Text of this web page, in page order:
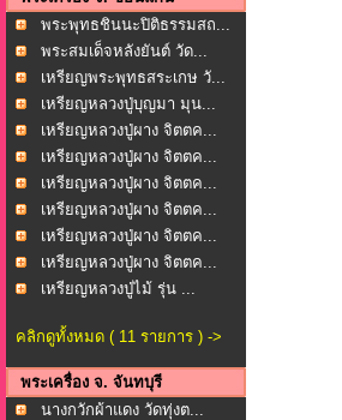
พระพุทธชินนะปิติธรรมสถ...
พระสมเด็จหลังยันต์ วัด...
เหรียญพระพุทธสระเกษ วั...
เหรียญหลวงปู่บุญมา มุน...
เหรียญหลวงปู่ผาง จิตตค...
เหรียญหลวงปู่ผาง จิตตค...
เหรียญหลวงปู่ผาง จิตตค...
เหรียญหลวงปู่ผาง จิตตค...
เหรียญหลวงปู่ผาง จิตตค...
เหรียญหลวงปู่ผาง จิตตค...
เหรียญหลวงปู่ไม้ รุ่น ...
คลิกดูทั้งหมด ( 11 รายการ ) ->
พระเครื่อง จ. จันทบุรี
นางกวักผ้าแดง วัดทุ่งต...